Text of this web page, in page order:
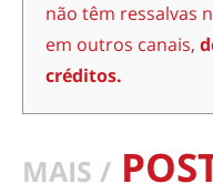
não têm ressalvas
em outros canais,
créditos.
MAIS /